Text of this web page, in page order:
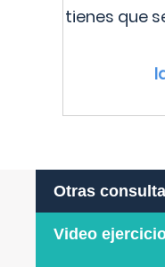
tienes que
Otras
Video